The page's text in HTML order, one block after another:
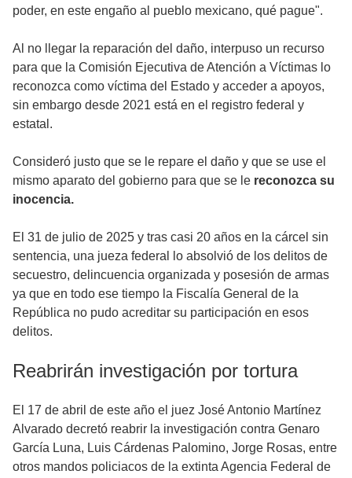
poder, en este engaño al pueblo mexicano, qué pague".
Al no llegar la reparación del daño, interpuso un recurso
para que la Comisión Ejecutiva de Atención a Víctimas lo
reconozca como víctima del Estado y acceder a apoyos,
sin embargo desde 2021 está en el registro federal y
estatal.
Consideró justo que se le repare el daño y que se use el
mismo aparato del gobierno para que se le reconozca su
inocencia.
El 31 de julio de 2025 y tras casi 20 años en la cárcel sin
sentencia, una jueza federal lo absolvió de los delitos de
secuestro, delincuencia organizada y posesión de armas
ya que en todo ese tiempo la Fiscalía General de la
República no pudo acreditar su participación en esos
delitos.
Reabrirán investigación por tortura
El 17 de abril de este año el juez José Antonio Martínez
Alvarado decretó reabrir la investigación contra Genaro
García Luna, Luis Cárdenas Palomino, Jorge Rosas, entre
otros mandos policiacos de la extinta Agencia Federal de